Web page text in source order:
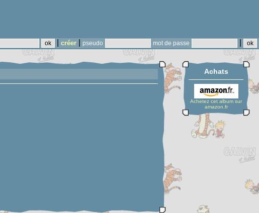
créer pseudo mot de passe
Achats
Achetez cet album sur
amazon.fr